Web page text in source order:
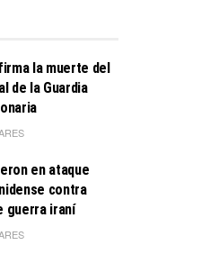
la muerte del
de la Guardia
en ataque
contra
guerra iraní